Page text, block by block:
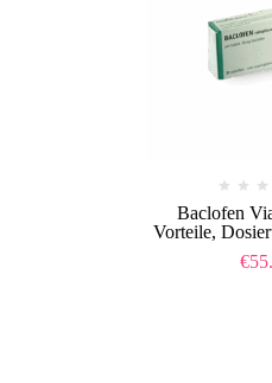
Baclofen
Vorteile,
€